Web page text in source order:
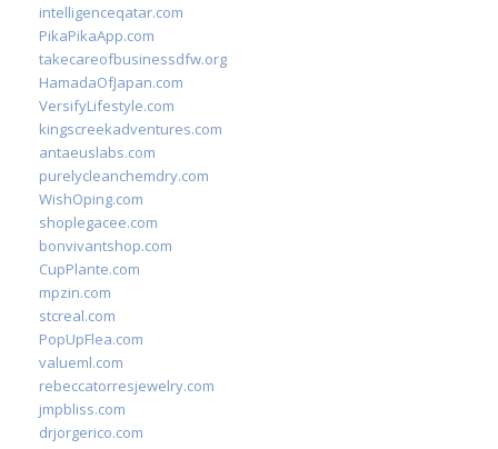
intelligenceqatar.com
PikaPikaApp.com
takecareofbusinessdfw.org
HamadaOfJapan.com
VersifyLifestyle.com
kingscreekadventures.com
antaeuslabs.com
purelycleanchemdry.com
WishOping.com
shoplegacee.com
bonvivantshop.com
CupPlante.com
mpzin.com
stcreal.com
PopUpFlea.com
valueml.com
rebeccatorresjewelry.com
jmpbliss.com
drjorgerico.com